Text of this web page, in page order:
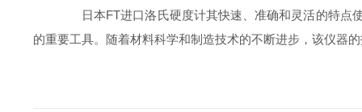
日本FT进口洛氏硬度计其快速、准确和灵活的特点使
的重要工具。随着材料科学和制造技术的不断进步，该仪器